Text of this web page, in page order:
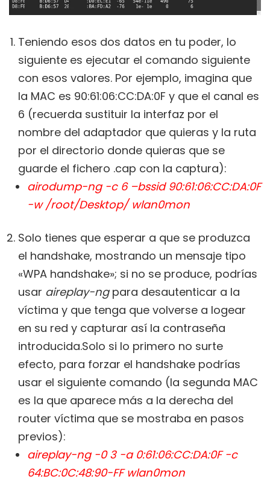
Teniendo esos dos datos en tu poder, lo
siguiente es ejecutar el comando siguiente
con esos valores. Por ejemplo, imagina que
la MAC es 90:61:06:CC:DA:0F y que el canal es
6 (recuerda sustituir la interfaz por el
nombre del adaptador que quieras y la ruta
por el directorio donde quieras que se
guarde el fichero .cap con la captura):
airodump-ng -c 6 –bssid 90:61:06:CC:DA:0F
-w /root/Desktop/ wlan0mon
Solo tienes que esperar a que se produzca
el handshake, mostrando un mensaje tipo
«WPA handshake»; si no se produce, podrías
usar aireplay-ngpara desautenticar a la
víctima y que tenga que volverse a logear
en su red y capturar así la contraseña
introducida.Solo si lo primero no surte
efecto, para forzar el handshake podrías
usar el siguiente comando (la segunda MAC
es la que aparece más a la derecha del
router víctima que se mostraba en pasos
previos):
aireplay-ng -0 3 -a 0:61:06:CC:DA:0F -c
64:BC:0C:48:90-FF wlan0mon